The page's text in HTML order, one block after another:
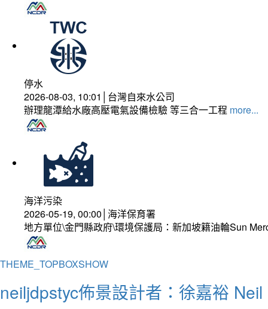
停水
2026-08-03, 10:01│台灣自來水公司
辦理龍潭給水廠高壓電氣設備檢驗 等三合一工程 more...
海洋污染
2026-05-19, 00:00│海洋保育署
地方單位\金門縣政府\環境保護局：新加坡籍油輪Sun
THEME_TOPBOXSHOW
neiljdpstyc佈景設計者：徐嘉裕